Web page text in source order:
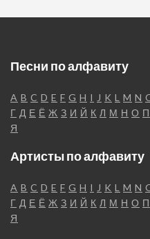
Песни по алфавиту
A B C D E F G H I J K L M N
Г Д Е Ё Ж З И Й К Л М Н О П
Я
Артисты по алфавиту
A B C D E F G H I J K L M N
Г Д Е Ё Ж З И Й К Л М Н О П
Я